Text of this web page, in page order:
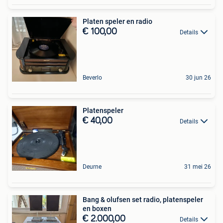
Platen speler en radio
€ 100,00 Details
Beverlo 30 jun 26
Platenspeler
€ 40,00 Details
Deurne 31 mei 26
Bang & olufsen set radio, platenspeler
en boxen
€ 2.000,00 Details